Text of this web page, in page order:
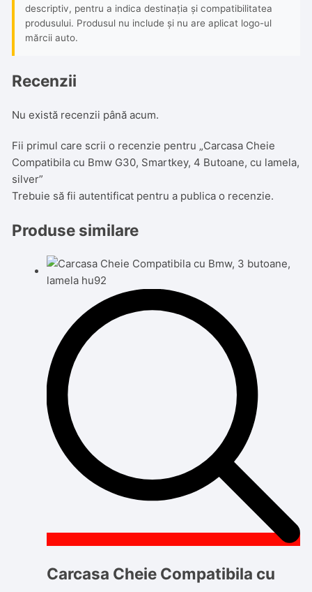
descriptiv, pentru a indica destinația și compatibilitatea
produsului. Produsul nu include și nu are aplicat logo-ul
mărcii auto.
Recenzii
Nu există recenzii până acum.
Fii primul care scrii o recenzie pentru „Carcasa Cheie
Compatibila cu Bmw G30, Smartkey, 4 Butoane, cu lamela,
silver”
Trebuie să fiiautentificat pentru a publica o recenzie.
Produse similare
Carcasa Cheie Compatibila cu